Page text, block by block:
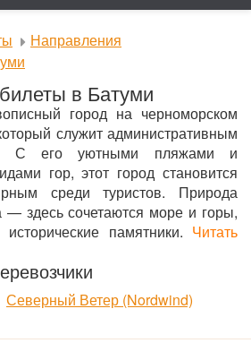
Направления
в Батуми
город на черноморском
служит административным
С его уютными пляжами и
гор, этот город становится
среди туристов. Природа
— здесь сочетаются море и горы,
памятники. Читать
Северный Ветер (Nordwind)